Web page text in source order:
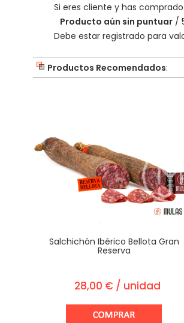
Si eres cliente y has
Producto aún sin puntuar /
Debe estar registrado para
Productos Recomendados:
Salchichón Ibérico Bellota Gran
Reserva
28,00 € / unidad